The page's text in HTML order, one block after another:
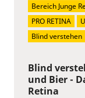
Blind
und Bier -
Retina
Bereich Junge
PRO RETINA
Blind verstehen